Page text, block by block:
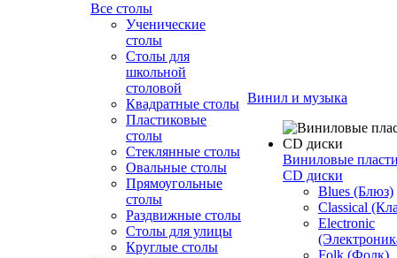
Все столы
Ученические
столы
Столы для
школьной
столовой
Квадратные столы
Пластиковые
столы
Стеклянные столы
Овальные столы
Прямоугольные
столы
Раздвижные столы
Столы для улицы
Круглые столы
Винил и музыка
Виниловые
CD диски
Blues (Блюз)
Classical
Electronic
Folk (Фолк)